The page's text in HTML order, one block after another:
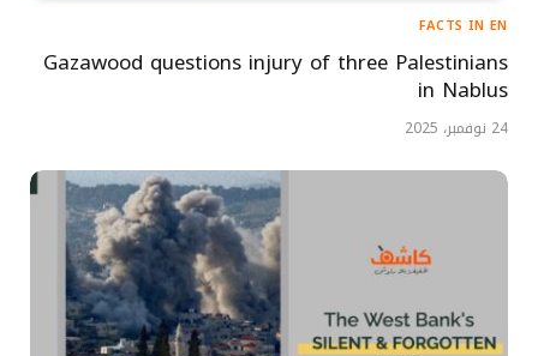
FACTS IN EN
Gazawood questions injury of three Palestinians
in Nablus
24 نوفمبر، 2025